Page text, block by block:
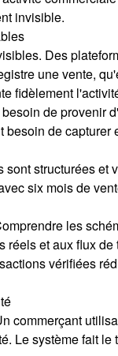
invisible.
Des
une vente,
fidèlement
de provenir
de
structurées
six mois de
les
et aux flux
vérifiées
commerçant
Le système fait